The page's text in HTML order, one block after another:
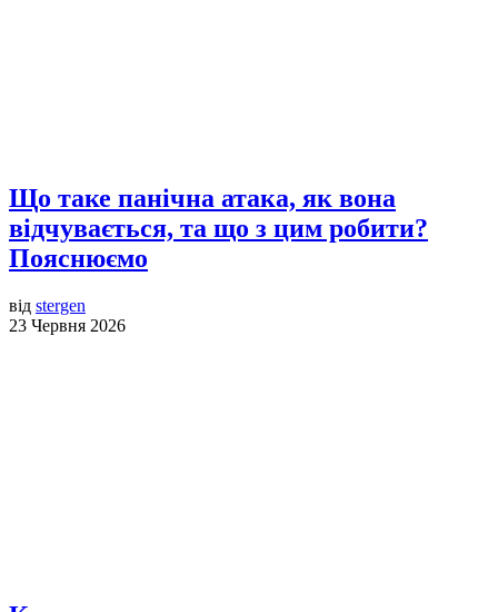
Що таке панічна атака, як вона
відчувається, та що з цим робити?
Пояснюємо
від stergen
23 Червня 2026